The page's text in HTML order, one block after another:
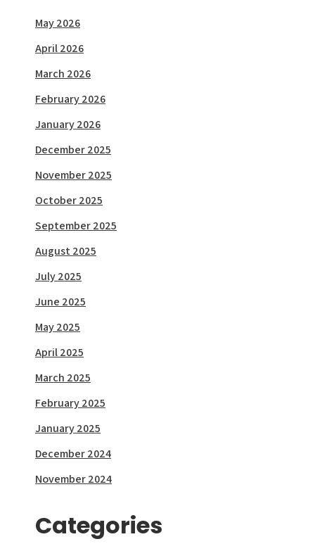
May 2026
April 2026
March 2026
February 2026
January 2026
December 2025
November 2025
October 2025
September 2025
August 2025
July 2025
June 2025
May 2025
April 2025
March 2025
February 2025
January 2025
December 2024
November 2024
Categories